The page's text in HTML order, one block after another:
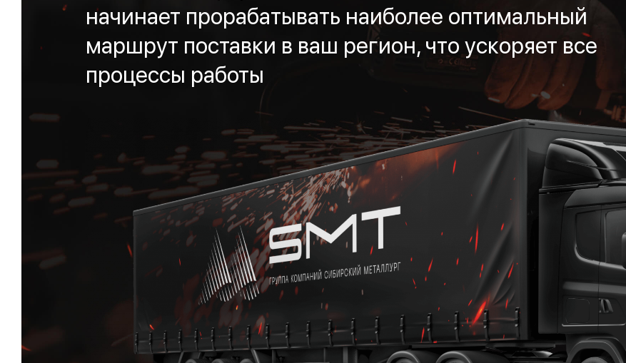
начинает прорабатывать наиболее оптимальный
маршрут поставки в ваш регион, что ускоряет все
процессы работы